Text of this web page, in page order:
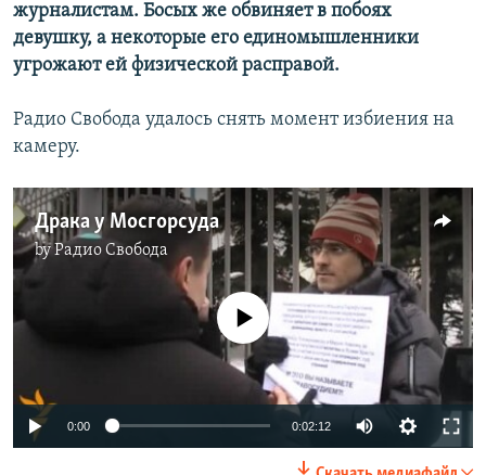
журналистам. Босых же обвиняет в побоях
девушку, а некоторые его единомышленники
угрожают ей физической расправой.
Радио Свобода удалось снять момент избиения на
камеру.
Драка у Мосгорсуда
byРадио Свобода
No media source currently available
0:00 0:02:12